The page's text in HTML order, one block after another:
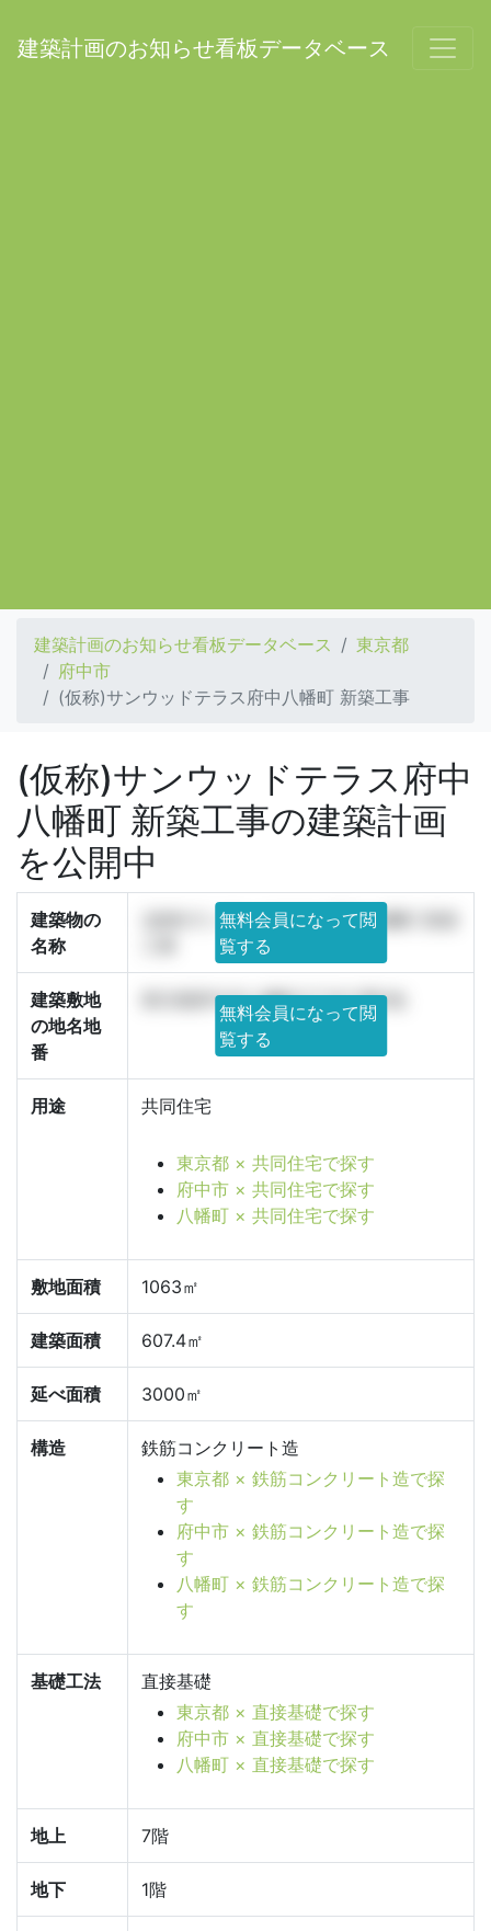
建築計画のお知らせ看板データベース
建築計画のお知らせ看板データベース
東京都
府中市
(仮称)サンウッドテラス府中八幡町 新築工事
(仮称)サンウッドテラス府中
八幡町 新築工事の建築計画
を公開中
建築物の
名称
(仮称)サンウッドテラス府中八幡町 新築
無料会員になって閲
覧する
建築敷地
の地名地
番
東京都府中市八幡町3丁目17番1他
無料会員になって閲
覧する
用途 共同住宅
東京都 × 共同住宅で探す
府中市 × 共同住宅で探す
八幡町 × 共同住宅で探す
敷地面積 1063㎡
建築面積 607.4㎡
延べ面積 3000㎡
構造
鉄筋コンクリート造
東京都 × 鉄筋コンクリート造で探
す
府中市 × 鉄筋コンクリート造で探
す
八幡町 × 鉄筋コンクリート造で探
す
基礎工法
直接基礎
東京都 × 直接基礎で探す
府中市 × 直接基礎で探す
八幡町 × 直接基礎で探す
地上 7階
地下 1階